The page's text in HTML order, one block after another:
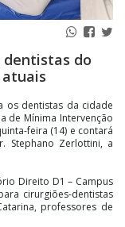
do
os dentistas da cidade
de Mínima Intervenção
feira (14) e contará
Stephano Zerlottini, a
Direito D1 – Campus
cirurgiões-dentistas
professores de